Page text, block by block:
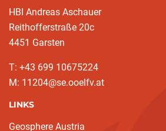
HBI Andreas Aschauer
Reithofferstraße 20c
4451 Garsten
T: ‭+43 699 10675224‬
M: 11204@se.ooelfv.at
LINKS
Geosphere Austria